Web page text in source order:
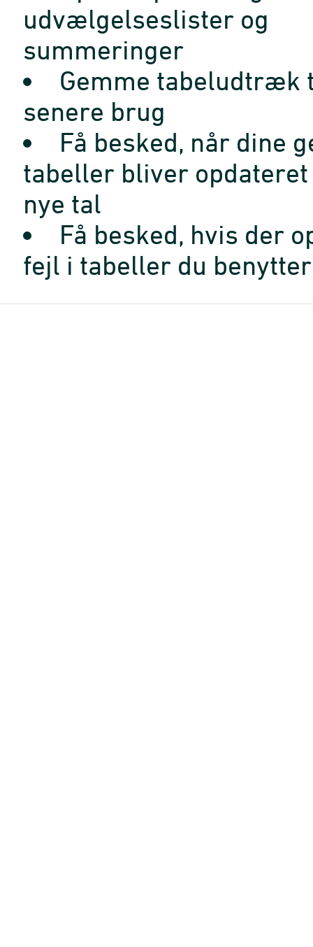
udvælgelseslister og
summeringer
Gemme tabeludtræk
senere brug
Få besked, når dine
tabeller bliver opdateret
nye tal
Få besked, hvis der
fejl i tabeller du benytter